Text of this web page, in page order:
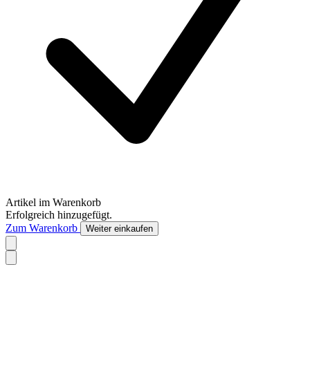
Artikel im Warenkorb
Erfolgreich hinzugefügt.
Zum Warenkorb
Weiter einkaufen